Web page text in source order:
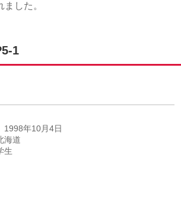
した。
1
年10月4日
海道
生